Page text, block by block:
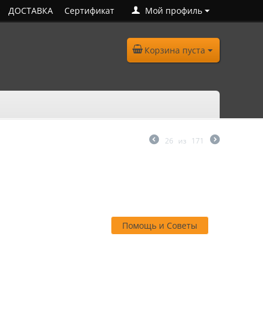
Мой профиль
ДОСТАВКА Сертификат
Корзина пуста
26 из 171
Помощь и Советы